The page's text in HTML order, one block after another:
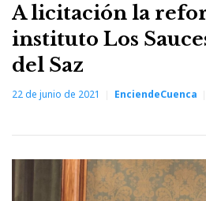
A licitación la
instituto Los
del Saz
22 de junio de 2021 EnciendeCuenca